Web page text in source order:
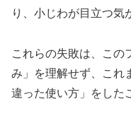
り、小じわが目立つ気
これらの失敗は、この
み」を理解せず、これ
違った使い方」をした